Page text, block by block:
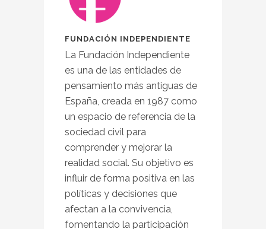
FUNDACIÓN INDEPENDIENTE
La Fundación Independiente
es una de las entidades de
pensamiento más antiguas de
España, creada en 1987 como
un espacio de referencia de la
sociedad civil para
comprender y mejorar la
realidad social. Su objetivo es
influir de forma positiva en las
políticas y decisiones que
afectan a la convivencia,
fomentando la participación